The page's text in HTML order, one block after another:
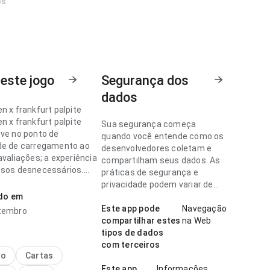
jogo
x frankfurt palpite
x frankfurt palpite
no ponto de
de carregamento ao
a experiência
desnecessários.
se vale instalar.
x frankfurt palpite
resposta é previsível.
nos detalhes faz
em
Cartas
Segurança dos
dados
Sua segurança começa
quando você entende como os
desenvolvedores coletam e
compartilham seus dados. As
práticas de segurança e
privacidade podem variar de
idade.
Este app pode
compartilhar estes
tipos de dados
com terceiros
Navegação
na Web